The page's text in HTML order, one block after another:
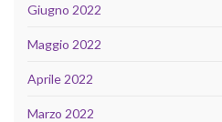
Giugno 2022
Maggio 2022
Aprile 2022
Marzo 2022